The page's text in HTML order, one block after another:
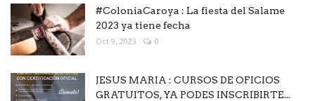
#ColoniaCaroya : La fiesta del Salame
2023 ya tiene fecha
Oct 9, 2023 0
JESUS MARIA : CURSOS DE OFICIOS
GRATUITOS, YA PODES INSCRIBIRTE...